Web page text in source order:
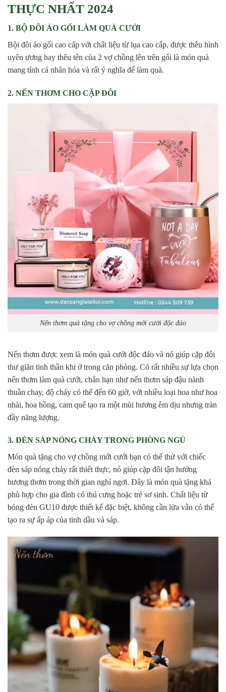
THỰC NHẤT 2024
1. BỘ ĐÔI ÁO GỐI LÀM QUÀ CƯỚI
Bội đôi áo gối cao cấp với chất liệu từ lụa cao cấp, được thêu hình
uyên ương hay thêu tên của 2 vợ chồng lên trên gối là món quà
mang tính cá nhân hóa và rất ý nghĩa để làm quà.
2. NẾN THƠM CHO CẶP ĐÔI
Nến thơm quà tặng cho vợ chồng mới cưới độc đáo
Nến thơm được xem là món quà cưới độc đáo và nó giúp cặp đôi
thư giãn tinh thần khi ở trong căn phòng. Có rất nhiều sự lựa chọn
nến thơm làm quà cưới, chẳn hạn như nến thơm sáp đậu nành
thuần chay, độ cháy có thể đến 60 giờ, với nhiều loại hoa như hoa
nhài, hoa hồng, cam quế tạo ra một mùi hương êm dịu nhưng tràn
đầy năng lượng.
3. ĐÈN SÁP NÓNG CHẢY TRONG PHÒNG NGỦ
Món quà tặng cho vợ chồng mới cưới bạn có thể thử với chiếc
đèn sáp nóng chảy rất thiết thực, nó giúp cặp đôi tận hưởng
hương thơm trong thời gian nghỉ ngơi. Đây là món quà tặng khá
phù hợp cho gia đình có thú cưng hoặc trẻ sơ sinh. Chất liệu từ
bóng đèn GU10 được thiết kế đặc biệt, không cần lửa vẫn có thể
tạo ra sự ấp áp của tinh dầu và sáp.